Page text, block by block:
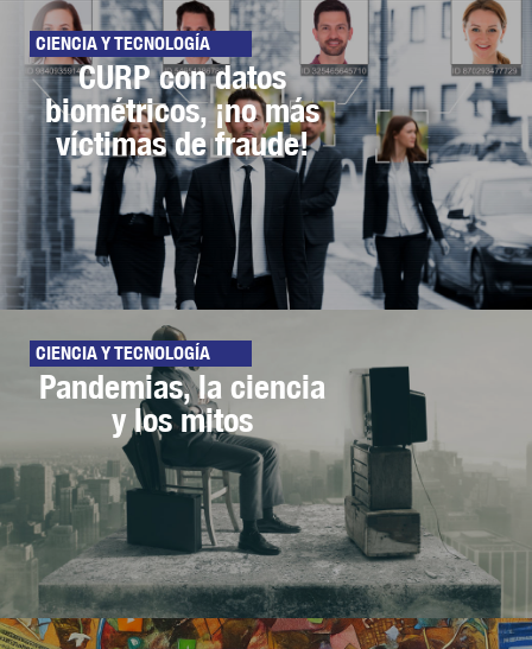
CIENCIA Y TECNOLOGÍA
CURP con datos
biométricos, ¡no más
víctimas de fraude!
CIENCIA Y TECNOLOGÍA
Pandemias, la ciencia
y los mitos